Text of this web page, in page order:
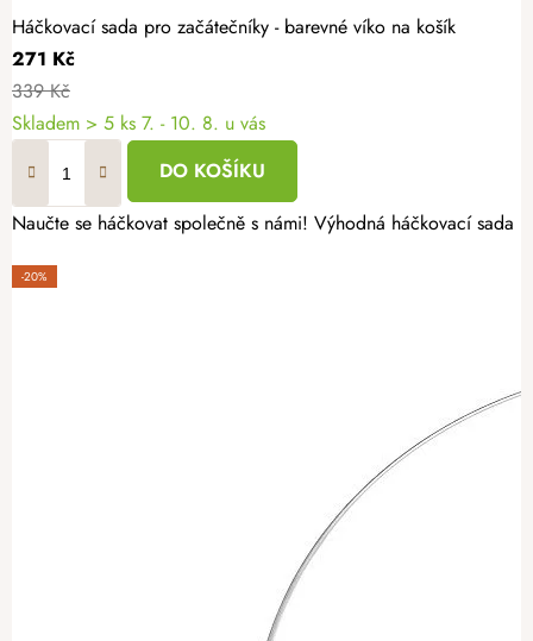
Háčkovací sada pro začátečníky - barevné víko na košík
271 Kč
339 Kč
Skladem > 5 ks 7. - 10. 8. u vás
DO KOŠÍKU
Naučte se háčkovat společně s námi! Výhodná háčkovací sada
-20%